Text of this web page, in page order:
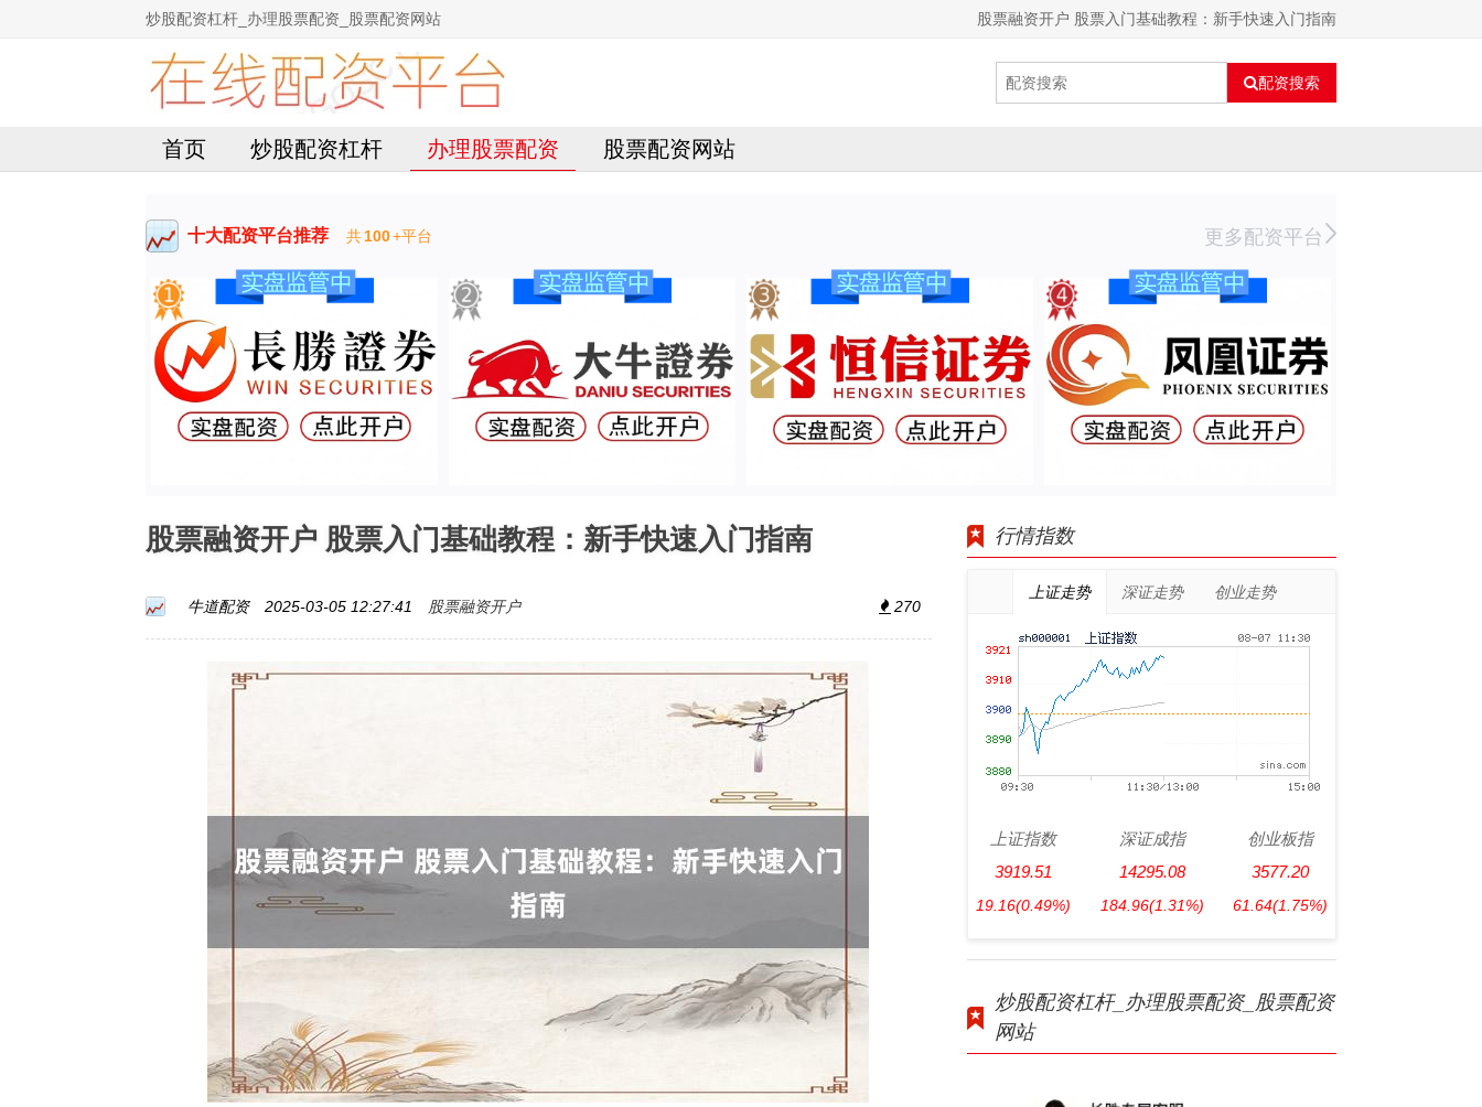
炒股配资杠杆_办理股票配资_股票配资网站 股票融资开户 股票入门基础教程：新手快速入门指南
配资搜索
首页 炒股配资杠杆 办理股票配资 股票配资网站
十大配资平台推荐 共100+平台 更多配资平台
股票融资开户 股票入门基础教程：新手快速入门指南
牛道配资 2025-03-05 12:27:41 股票融资开户 270
行情指数
上证走势 深证走势 创业走势
上证指数
3919.51
19.16(0.49%)
深证成指
14295.08
184.96(1.31%)
创业板指
3577.20
61.64(1.75%)
炒股配资杠杆_办理股票配资_股票配资
网站